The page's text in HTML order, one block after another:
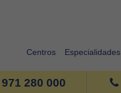
Centros Especialidades
280 000